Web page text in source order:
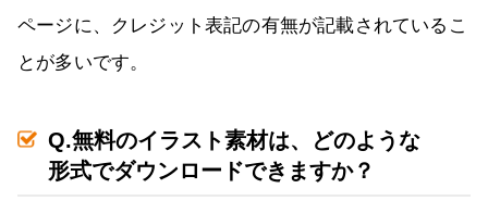
ページに、クレジット表記の有無が記載されているこ
とが多いです。
Q.無料のイラスト素材は、どのような
形式でダウンロードできますか？